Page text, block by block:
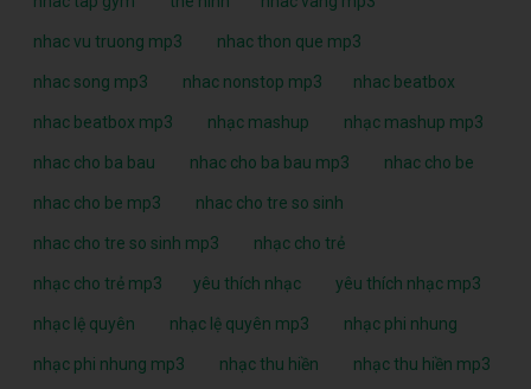
nhac vu truong mp3 nhac thon que mp3
nhac song mp3 nhac nonstop mp3 nhac beatbox
nhac beatbox mp3 nhạc mashup nhạc mashup mp3
nhac cho ba bau nhac cho ba bau mp3 nhac cho be
nhac cho be mp3 nhac cho tre so sinh
nhac cho tre so sinh mp3 nhạc cho trẻ
nhạc cho trẻ mp3 yêu thích nhạc yêu thích nhạc mp3
nhạc lệ quyên nhạc lệ quyên mp3 nhạc phi nhung
nhạc phi nhung mp3 nhạc thu hiền nhạc thu hiền mp3